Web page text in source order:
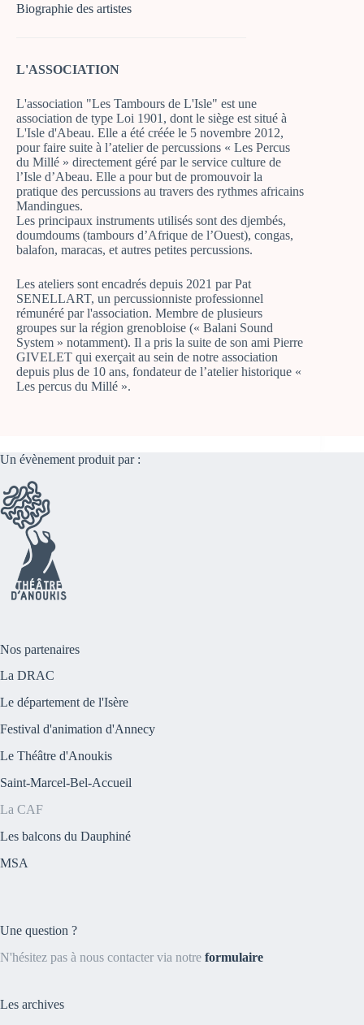
Biographie des artistes
L'ASSOCIATION
L'association "Les Tambours de L'Isle" est une
association de type Loi 1901, dont le siège est situé à
L'Isle d'Abeau. Elle a été créée le 5 novembre 2012,
pour faire suite à l’atelier de percussions « Les Percus
du Millé » directement géré par le service culture de
l’Isle d’Abeau. Elle a pour but de promouvoir la
pratique des percussions au travers des rythmes africains
Mandingues.
Les principaux instruments utilisés sont des djembés,
doumdoums (tambours d’Afrique de l’Ouest), congas,
balafon, maracas, et autres petites percussions.
Les ateliers sont encadrés depuis 2021 par Pat
SENELLART, un percussionniste professionnel
rémunéré par l'association. Membre de plusieurs
groupes sur la région grenobloise (« Balani Sound
System » notamment). Il a pris la suite de son ami Pierre
GIVELET qui exerçait au sein de notre association
depuis plus de 10 ans, fondateur de l’atelier historique «
Les percus du Millé ».
Un évènement produit par :
Nos partenaires
La DRAC
Le département de l'Isère
Festival d'animation d'Annecy
Le Théâtre d'Anoukis
Saint-Marcel-Bel-Accueil
La CAF
Les balcons du Dauphiné
MSA
Une question ?
N'hésitez pas à nous contacter via notre formulaire
Les archives